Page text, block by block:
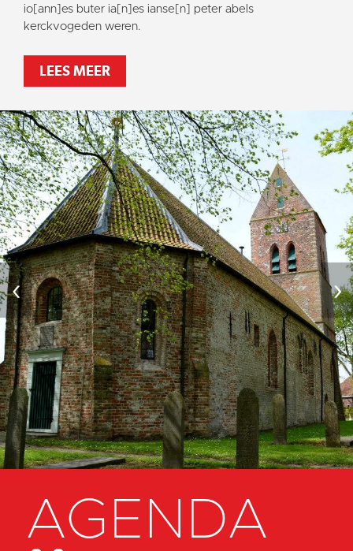
io[ann]es buter ia[n]es ianse[n] peter abels
kerckvogeden weren.
LEES MEER
‹ ›
AGENDA